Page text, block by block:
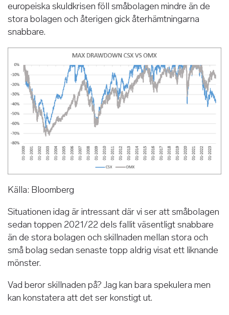
europeiska skuldkrisen föll småbolagen mindre än de
stora bolagen och återigen gick återhämtningarna
snabbare.
Källa: Bloomberg
Situationen idag är intressant där vi ser att småbolagen
sedan toppen 2021/22 dels fallit väsentligt snabbare
än de stora bolagen och skillnaden mellan stora och
små bolag sedan senaste topp aldrig visat ett liknande
mönster.
Vad beror skillnaden på? Jag kan bara spekulera men
kan konstatera att det ser konstigt ut.